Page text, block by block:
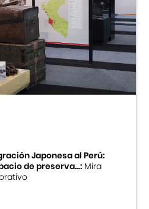
Japonesa al Perú:
de preserva...:Mira